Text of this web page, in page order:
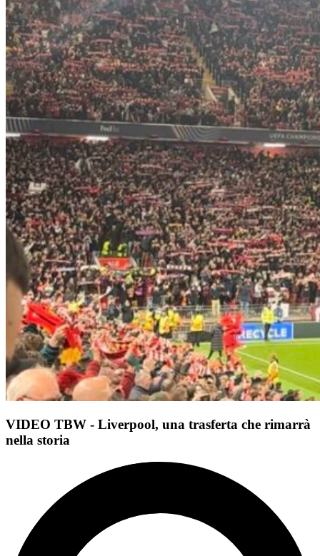
VIDEO TBW - Liverpool, una trasferta che rimarrà
nella storia